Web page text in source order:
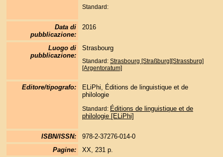
Standard:
Data di
pubblicazione:
2016
Luogo di
pubblicazione:
Strasbourg
Standard: Strasbourg [Straßburg][Strassburg]
[Argentoratum]
Editore/tipografo:
ELiPhi, Éditions de linguistique et de
philologie
Standard: Éditions de linguistique et de
philologie [ELiPhi]
ISBN/ISSN:
978-2-37276-014-0
Pagine:
XX, 231 p.